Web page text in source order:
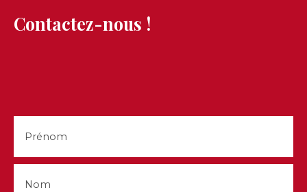
Contactez-nous !
Prénom
Nom